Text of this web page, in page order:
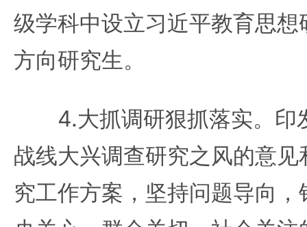
级学科中设立习近平教育思
方向研究生。
4.大抓调研狠抓落实。印
战线大兴调查研究之风的意
究工作方案，坚持问题导向